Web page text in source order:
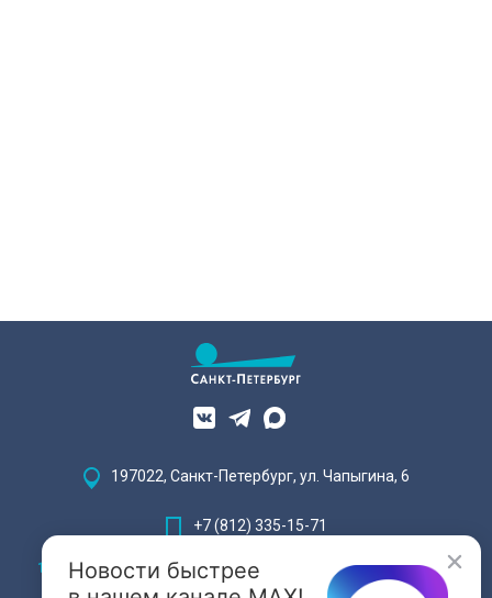
Новости быстрее
197022, Санкт-Петербург, ул. Чапыгина, 6
+7 (812) 335-15-71
Внимание! Отдельные видеоматериалы, размещенные на настоящем
сайте, могут содержать информацию, предназначенную для лиц,
достигших 18 лет.